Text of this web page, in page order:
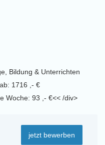
Bildung & Unterrichten
1716 ,- €
Woche: 93 ,- €<< /div>
jetzt bewerben